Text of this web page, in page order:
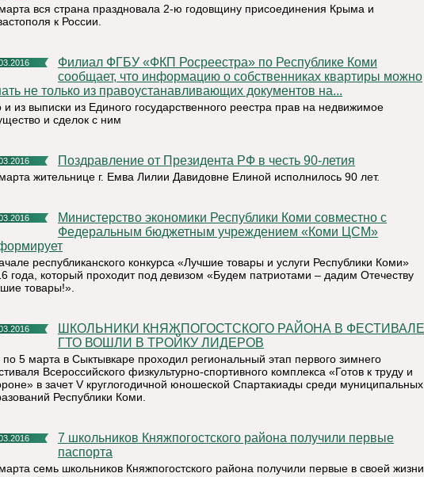
вся страна праздновала 2-ю годовщину присоединения Крыма и
к России.
Филиал ФГБУ «ФКП Росреестра» по Республике Коми
сообщает, что информацию о собственниках квартиры можно
не только из правоустанавливающих документов на...
и из выписки из Единого государственного реестра прав на недвижимое
и сделок с ним
Поздравление от Президента РФ в честь 90-летия
жительнице г. Емва Лилии Давидовне Елиной исполнилось 90 лет.
Министерство экономики Республики Коми совместно с
Федеральным бюджетным учреждением «Коми ЦСМ»
республиканского конкурса «Лучшие товары и услуги Республики Коми»
года, который проходит под девизом «Будем патриотами – дадим Отечеству
товары!».
ШКОЛЬНИКИ КНЯЖПОГОСТСКОГО РАЙОНА В ФЕСТИВАЛЕ
ГТО ВОШЛИ В ТРОЙКУ ЛИДЕРОВ
5 марта в Сыктывкаре проходил региональный этап первого зимнего
Всероссийского физкультурно-спортивного комплекса «Готов к труду и
в зачет V круглогодичной юношеской Спартакиады среди муниципальных
Республики Коми.
7 школьников Княжпогостского района получили первые
паспорта
семь школьников Княжпогостского района получили первые в своей жизни